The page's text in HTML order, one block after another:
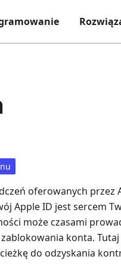
oferowanych przez
Apple ID jest sercem
może czasami
konta. Tutaj
do odzyskania